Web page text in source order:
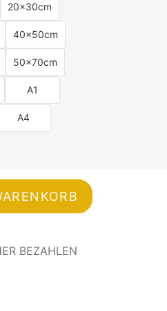
20x30cm
40x50cm
50x70cm
A1
A4
BEZAHLEN